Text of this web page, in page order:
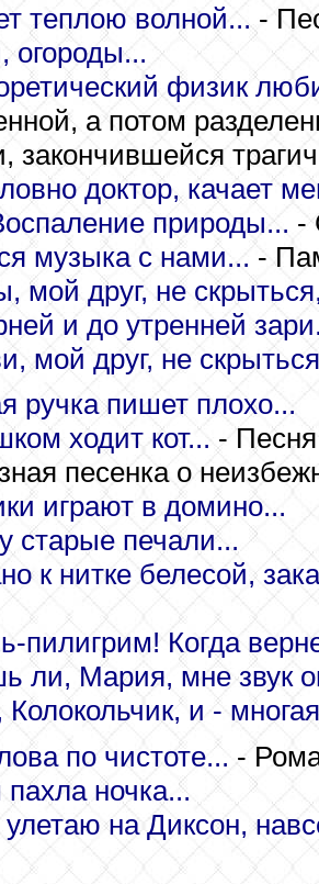
теплою волной... -
огороды...
физик
а потом
закончившейся
доктор, качает
природы... -
музыка с нами... -
мой друг, не
и до утренней
мой друг, не
ручка пишет плохо...
ходит кот... -
песенка о
играют в домино...
старые печали...
к нитке белесой,
пилигрим! Когда
ли, Мария, мне звук
и -
по чистоте... -
ночка...
на Диксон,